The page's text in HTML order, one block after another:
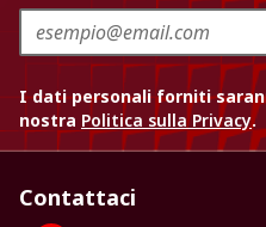
I dati personali forniti
nostra Politica sulla Privacy.
Contattaci